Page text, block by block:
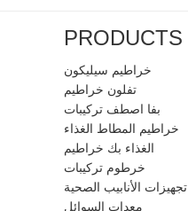
PRODUCTS
خراطيم سيليكون
تفلون خراطيم
بفا اصطف تركيبات
خراطيم المطاط الغذاء
الغذاء بك خراطيم
خرطوم تركيبات
تجهيزات الأنابيب الصحية
معدات السوائل